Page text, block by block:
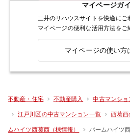
マイページガ
三井のリハウスサイトを快適にご
マイページの便利な活用方法をご
マイページの使い方
不動産・住宅 不動産購入 中古マンショ
江戸川区の中古マンション一覧 西葛
ムハイツ西葛西（棟情報） バームハイツ